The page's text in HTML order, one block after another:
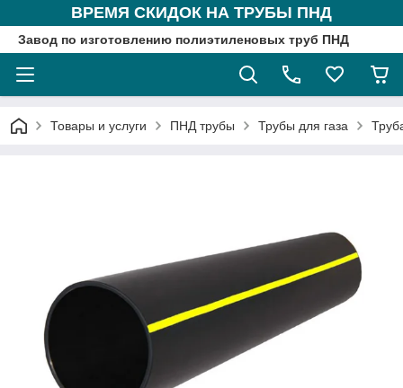
ВРЕМЯ СКИДОК НА ТРУБЫ ПНД
Завод по изготовлению полиэтиленовых труб ПНД
Товары и услуги ПНД трубы Трубы для газа